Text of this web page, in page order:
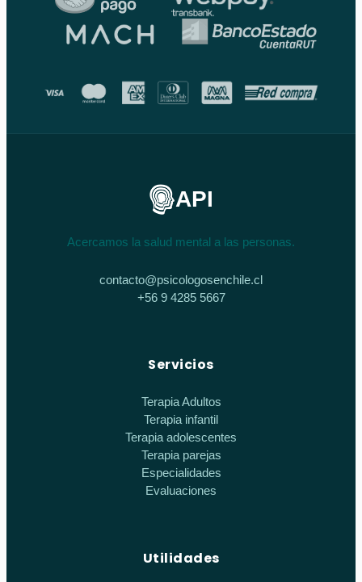
API
Acercamos la salud mental a las personas.
contacto@psicologosenchile.cl
+56 9 4285 5667
Servicios
Terapia Adultos
Terapia infantil
Terapia adolescentes
Terapia parejas
Especialidades
Evaluaciones
Utilidades